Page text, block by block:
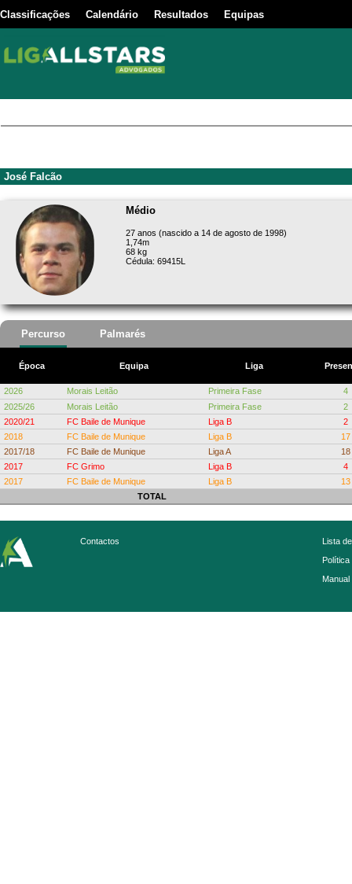
Classificações Calendário Resultados Equipas
José Falcão
Médio
27 anos (nascido a 14 de agosto de 1998)
1,74m
68 kg
Cédula: 69415L
Percurso Palmarés
Época Equipa Liga
2026 Morais Leitão Primeira Fase
4
2025/26
Morais Leitão Primeira Fase
2
2020/21
FC Baile de Munique Liga B
2
2018
FC Baile de Munique Liga B
17
2017/18
FC Baile de Munique Liga A
18
2017
FC Grimo Liga B
4
2017
FC Baile de Munique Liga B
13
TOTAL
Contactos
Lista
Política